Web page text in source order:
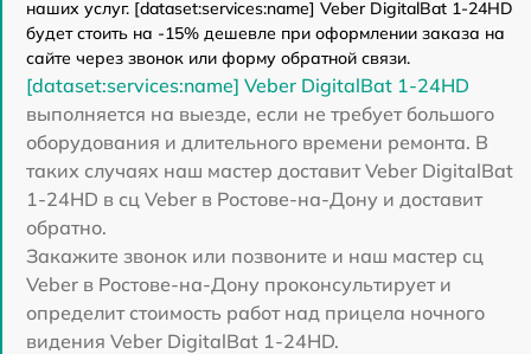
наших услуг. [dataset:services:name] Veber DigitalBat 1-24HD
будет стоить на -15% дешевле при оформлении заказа на
сайте через звонок или форму обратной связи.
[dataset:services:name] Veber DigitalBat 1-24HD
выполняется на выезде, если не требует большого
оборудования и длительного времени ремонта. В
таких случаях наш мастер доставит Veber DigitalBat
1-24HD в сц Veber в Ростове-на-Дону и доставит
обратно.
Закажите звонок или позвоните и наш мастер сц
Veber в Ростове-на-Дону проконсультирует и
определит стоимость работ над прицела ночного
видения Veber DigitalBat 1-24HD.